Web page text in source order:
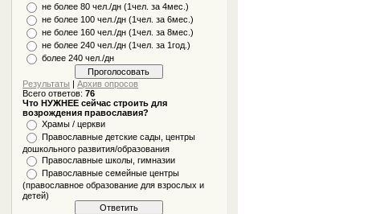
не более 80 чел./дн (1чел. за 4мес.)
не более 100 чел./дн (1чел. за 6мес.)
не более 160 чел./дн (1чел. за 8мес.)
не более 240 чел./дн (1чел. за 1год.)
более 240 чел./дн
Результаты |Архив опросов
Всего ответов:76
Что НУЖНЕЕ сейчас строить для
возрождения православия?
Храмы / церкви
Православные детские сады, центры
дошкольного развития/образования
Православные школы, гимназии
Православные семейные центры
(православное образование для взрослых и
детей)